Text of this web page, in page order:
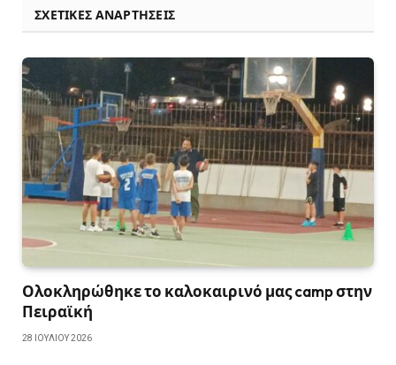
ΣΧΕΤΙΚΈΣ ΑΝΑΡΤΉΣΕΙΣ
Ολοκληρώθηκε το καλοκαιρινό μας camp στην
Πειραϊκή
28 ΙΟΥΛΊΟΥ 2026